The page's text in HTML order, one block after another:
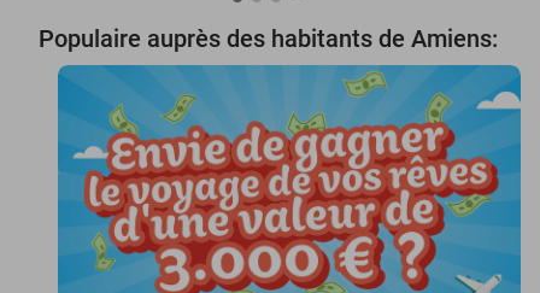
Populaire auprès des habitants de Amiens: